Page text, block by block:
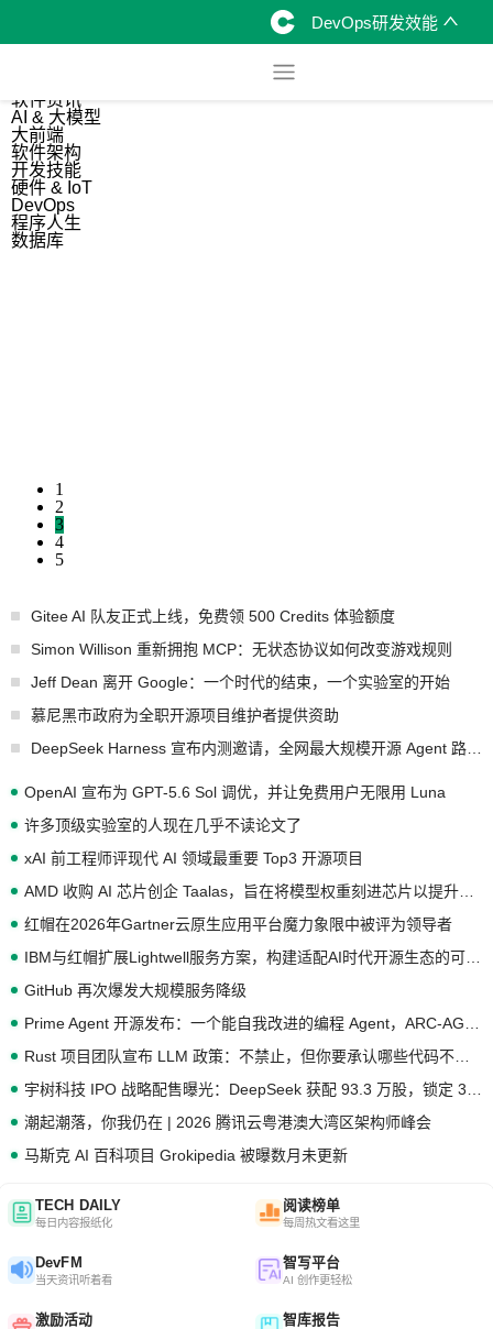
DevOps研发效能
软件资讯
AI & 大模型
大前端
软件架构
开发技能
硬件 & IoT
DevOps
程序人生
数据库
1
2
3
4
5
Gitee AI 队友正式上线，免费领 500 Credits 体验额度
Simon Willison 重新拥抱 MCP：无状态协议如何改变游戏规则
Jeff Dean 离开 Google：一个时代的结束，一个实验室的开始
慕尼黑市政府为全职开源项目维护者提供资助
OpenAI 宣布为 GPT-5.6 Sol 调优，并让免费用户无限用 Luna
许多顶级实验室的人现在几乎不读论文了
xAI 前工程师评现代 AI 领域最重要 Top3 开源项目
红帽在2026年Gartner云原生应用平台魔力象限中被评为领导者
GitHub 再次爆发大规模服务降级
潮起潮落，你我仍在 | 2026 腾讯云粤港澳大湾区架构师峰会
马斯克 AI 百科项目 Grokipedia 被曝数月未更新
TECH DAILY
每日内容报纸化
阅读榜单
每周热文看这里
DevFM
当天资讯听着看
智写平台
AI 创作更轻松
激励活动 智库报告